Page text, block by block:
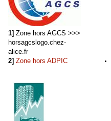
1] Zone hors AGCS >>>
horsagcslogo.chez-
alice.fr
2] Zone hors ADPIC